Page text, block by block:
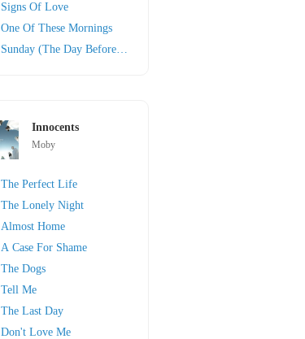
Signs Of Love
One Of These Mornings
Sunday (The Day Before My Birthday)
Innocents
Moby
The Perfect Life
The Lonely Night
Almost Home
A Case For Shame
The Dogs
Tell Me
The Last Day
Don't Love Me